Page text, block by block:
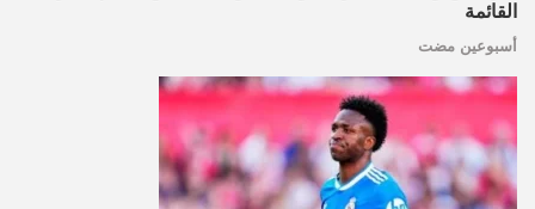
القائمة
أسبوعين مضت